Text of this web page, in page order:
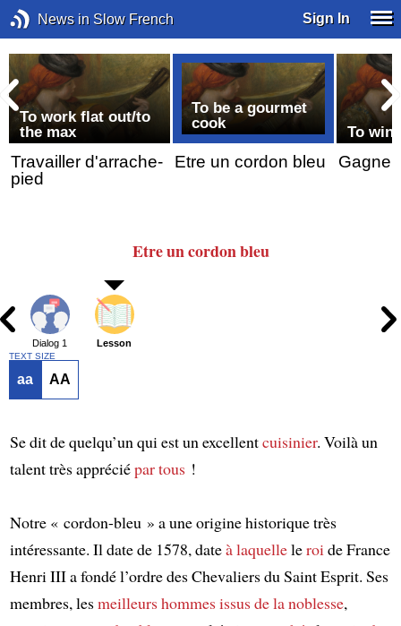
News in Slow French Sign In
To work flat out/to
the max
Travailler d'arrache-
pied
To be a gourmet
cook
Etre un cordon bleu
To win
Gagner
Etre un cordon bleu
Dialog 1 Lesson
TEXT SIZE
aa AA
Se dit de quelqu’un qui est un excellentcuisinier. Voilà un
talent très appréciépar tous!
Notre « cordon-bleu » a une origine historique très
intéressante. Il date de 1578, dateà laquelleleroi de France
Henri III a fondé l’ordre des Chevaliers du Saint Esprit. Ses
membres, lesmeilleurs hommesissus de la noblesse,